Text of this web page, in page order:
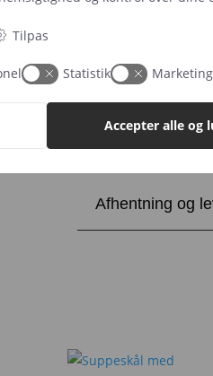
mønstret
antal
Yderligere
Afhentning og
Tilpas
Statistik Marketing
Accepter alle og